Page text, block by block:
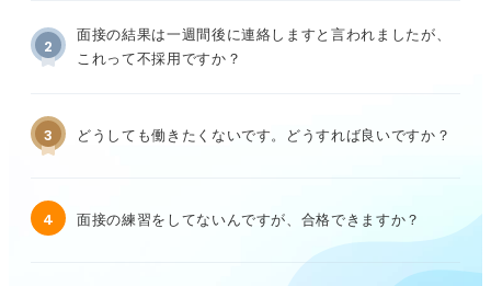
2
面接の結果は一週間後に連絡しますと言われましたが、
これって不採用ですか？
3 どうしても働きたくないです。どうすれば良いですか？
4 面接の練習をしてないんですが、合格できますか？